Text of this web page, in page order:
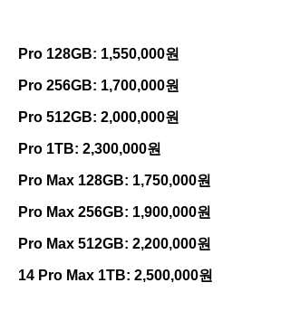
Pro 128GB: 1,550,000원
Pro 256GB: 1,700,000원
Pro 512GB: 2,000,000원
Pro 1TB: 2,300,000원
Pro Max 128GB: 1,750,000원
Pro Max 256GB: 1,900,000원
Pro Max 512GB: 2,200,000원
14 Pro Max 1TB: 2,500,000원